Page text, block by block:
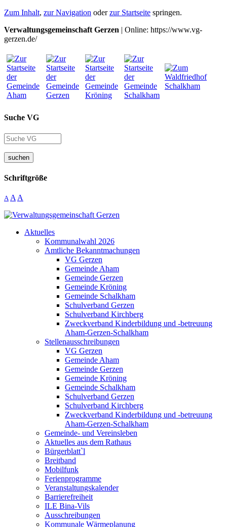
Zum Inhalt, zur Navigation oderzur Startseite springen.
Verwaltungsgemeinschaft Gerzen | Online: https://www.vg-
gerzen.de/
Suche VG
suchen
Schriftgröße
A A A
Aktuelles
Kommunalwahl 2026
Amtliche Bekanntmachungen
VG Gerzen
Gemeinde Aham
Gemeinde Gerzen
Gemeinde Kröning
Gemeinde Schalkham
Schulverband Gerzen
Schulverband Kirchberg
Zweckverband Kinderbildung und -betreuung
Aham-Gerzen-Schalkham
Stellenausschreibungen
VG Gerzen
Gemeinde Aham
Gemeinde Gerzen
Gemeinde Kröning
Gemeinde Schalkham
Schulverband Gerzen
Schulverband Kirchberg
Zweckverband Kinderbildung und -betreuung
Aham-Gerzen-Schalkham
Gemeinde- und Vereinsleben
Aktuelles aus dem Rathaus
Bürgerblatt`l
Breitband
Mobilfunk
Ferienprogramme
Veranstaltungskalender
Barrierefreiheit
ILE Bina-Vils
Ausschreibungen
Kommunale Wärmeplanung